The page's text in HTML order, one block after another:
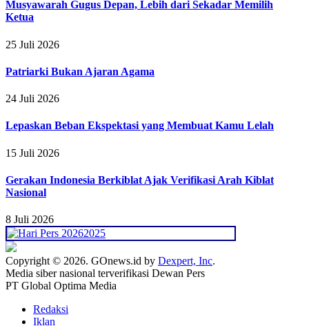
Musyawarah Gugus Depan, Lebih dari Sekadar Memilih
Ketua
25 Juli 2026
Patriarki Bukan Ajaran Agama
24 Juli 2026
Lepaskan Beban Ekspektasi yang Membuat Kamu Lelah
15 Juli 2026
Gerakan Indonesia Berkiblat Ajak Verifikasi Arah Kiblat
Nasional
8 Juli 2026
Copyright © 2026. GOnews.id by Dexpert, Inc.
Media siber nasional terverifikasi Dewan Pers
PT Global Optima Media
Redaksi
Iklan